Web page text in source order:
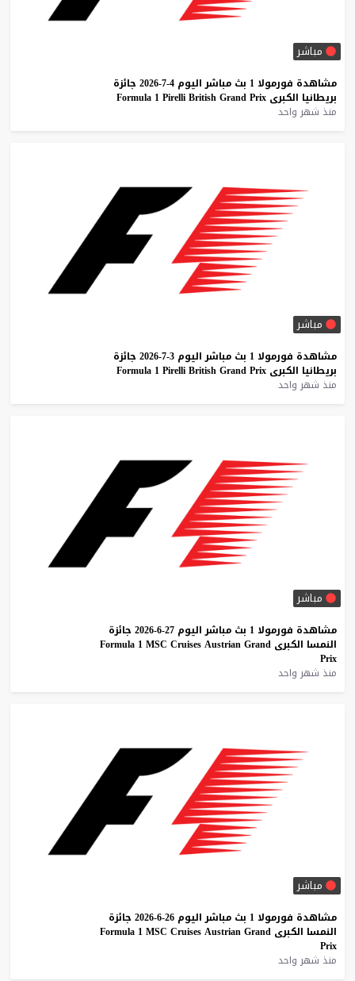
مباشر
مشاهدة فورمولا 1 بث مباشر اليوم 4-7-2026
جائزة
بريطانيا الكبرى Formula 1 Pirelli British Grand Prix
منذ شهر واحد
مباشر
مشاهدة فورمولا 1 بث مباشر اليوم 3-7-2026
جائزة
بريطانيا الكبرى Formula 1 Pirelli British Grand Prix
منذ شهر واحد
مباشر
مشاهدة فورمولا 1 بث مباشر اليوم 27-6-2026
جائزة
النمسا الكبرى Formula 1 MSC Cruises Austrian Grand
Prix
منذ شهر واحد
مباشر
مشاهدة فورمولا 1 بث مباشر اليوم 26-6-2026
جائزة
النمسا الكبرى Formula 1 MSC Cruises Austrian Grand
Prix
منذ شهر واحد